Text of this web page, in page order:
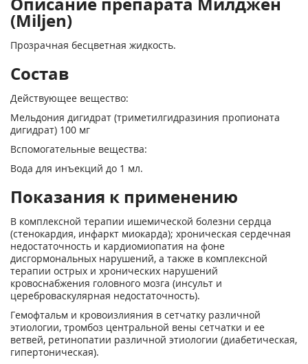
(Miljen)
Прозрачная бесцветная жидкость.
Состав
Действующее вещество:
Мельдония дигидрат (триметилгидразиния пропионата
дигидрат) 100 мг
Вспомогательные вещества:
Вода для инъекций до 1 мл.
Показания к применению
В комплексной терапии ишемической болезни сердца
(стенокардия, инфаркт миокарда); хроническая сердечная
недостаточность и кардиомиопатия на фоне
дисгормональных нарушений, а также в комплексной
терапии острых и хронических нарушений
кровоснабжения головного мозга (инсульт и
цереброваскулярная недостаточность).
Гемофтальм и кровоизлияния в сетчатку различной
этиологии, тромбоз центральной вены сетчатки и ее
ветвей, ретинопатии различной этиологии (диабетическая,
гипертоническая).